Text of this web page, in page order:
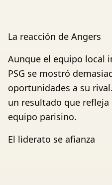
La reacción de Angers
Aunque el equipo local
PSG se mostró
oportunidades a su
un resultado que
equipo parisino.
El liderato se afianza